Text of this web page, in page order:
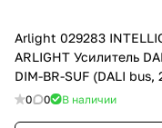
Arlight 029283
ARLIGHT Усилитель
DIM-BR-SUF (DALI bus,
(IARL, -)
0 0 В наличии